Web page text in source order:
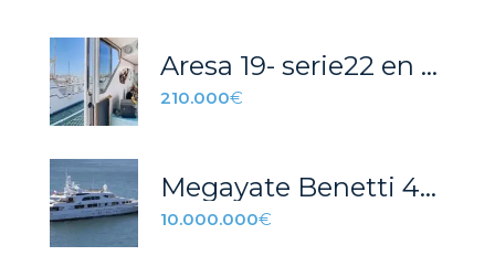
Aresa 19- serie22 en Magnifico estado
210.000€
Megayate Benetti 45m (1994)
10.000.000€